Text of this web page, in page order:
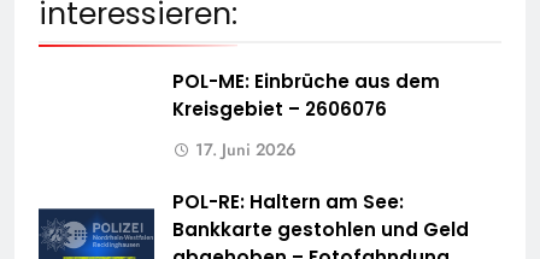
interessieren:
POL-ME: Einbrüche aus dem
Kreisgebiet – 2606076
17. Juni 2026
POL-RE: Haltern am See:
Bankkarte gestohlen und Geld